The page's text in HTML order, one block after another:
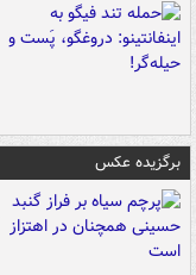
برگزیده عکس